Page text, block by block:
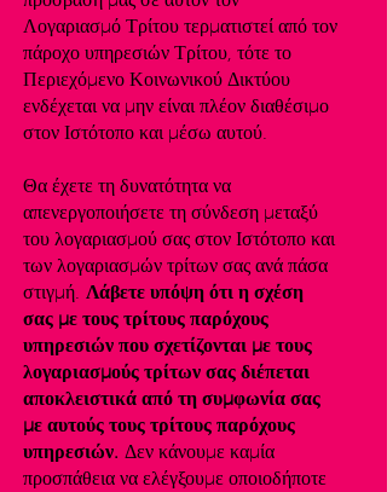
Λογαριασμό Τρίτου τερματιστεί από τον
πάροχο υπηρεσιών Τρίτου, τότε το
Περιεχόμενο Κοινωνικού Δικτύου
ενδέχεται να μην είναι πλέον διαθέσιμο
στον Ιστότοπο και μέσω αυτού.
Θα έχετε τη δυνατότητα να
απενεργοποιήσετε τη σύνδεση μεταξύ
του λογαριασμού σας στον Ιστότοπο και
των λογαριασμών τρίτων σας ανά πάσα
στιγμή. Λάβετε υπόψη ότι η σχέση
σας με τους τρίτους παρόχους
υπηρεσιών που σχετίζονται με τους
λογαριασμούς τρίτων σας διέπεται
αποκλειστικά από τη συμφωνία σας
με αυτούς τους τρίτους παρόχους
υπηρεσιών. Δεν κάνουμε καμία
προσπάθεια να ελέγξουμε οποιοδήποτε